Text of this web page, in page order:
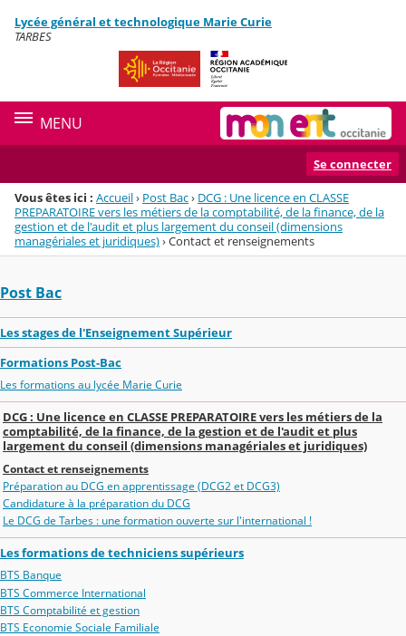
Menu de la rubrique
Contenu
Lycée général et technologique Marie Curie
TARBES
MENU
Se connecter
Vous êtes ici : Accueil› Post Bac› DCG : Une licence en CLASSE
PREPARATOIRE vers les métiers de la comptabilité, de la finance, de la
gestion et de l'audit et plus largement du conseil (dimensions
managériales et juridiques)›Contact et renseignements
Post Bac
Les stages de l'Enseignement Supérieur
Formations Post-Bac
Les formations au lycée Marie Curie
DCG : Une licence en CLASSE PREPARATOIRE vers les métiers de la
comptabilité, de la finance, de la gestion et de l'audit et plus
largement du conseil (dimensions managériales et juridiques)
Contact et renseignements
Préparation au DCG en apprentissage (DCG2 et DCG3)
Candidature à la préparation du DCG
Le DCG de Tarbes : une formation ouverte sur l'international !
Les formations de techniciens supérieurs
BTS Banque
BTS Commerce International
BTS Comptabilité et gestion
BTS Economie Sociale Familiale